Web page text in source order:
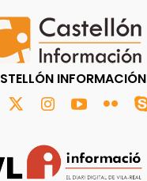
INFORMACIÓN